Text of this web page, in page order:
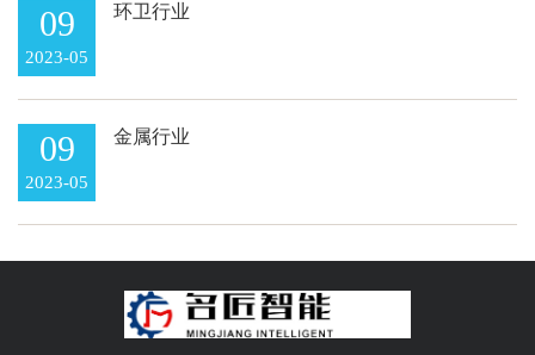
09
2023-05
环卫行业
09
2023-05
金属行业